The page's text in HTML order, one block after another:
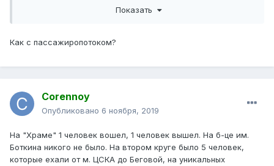
Давно такого не было, чтобы маршрут вводили при
остановочная площадка. Но УДС там узкая, я удивляюсь,
неактивна. На пасс3 тоже ее нет, но видимо это
временно.
Показать
Как с пассажиропотоком?
Corennoy
Опубликовано 6 ноября, 2019
На "Храме" 1 человек вошел, 1 человек вышел. На б-це им.
Боткина никого не было. На втором круге было 5 человек,
которые ехали от м. ЦСКА до Беговой, на уникальных